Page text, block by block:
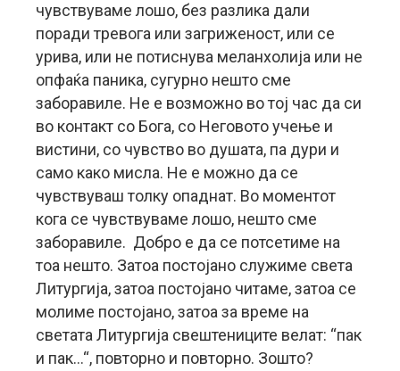
чувствуваме лошо, без разлика дали
поради тревога или загриженост, или се
урива, или не потиснува меланхолија или не
опфаќа паника, сугурно нешто сме
заборавиле. Не е возможно во тој час да си
во контакт со Бога, со Неговото учење и
вистини, со чувство во душата, па дури и
само како мисла. Не е можно да се
чувствуваш толку опаднат. Во моментот
кога се чувствуваме лошо, нешто сме
заборавиле. Добро е да се потсетиме на
тоа нешто. Затоа постојано служиме света
Литургија, затоа постојано читаме, затоа се
молиме постојано, затоа за време на
светата Литургија свештениците велат: “пак
и пак…“, повторно и повторно. Зошто?